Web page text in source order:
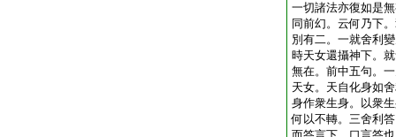
一切諸法亦復如是
同前幻。云何乃下
別有二。一就舍利
時天女還攝神下。
無在。前中五句。
天女。天自化身如
身作衆生身。以衆
何以不轉。三舍利